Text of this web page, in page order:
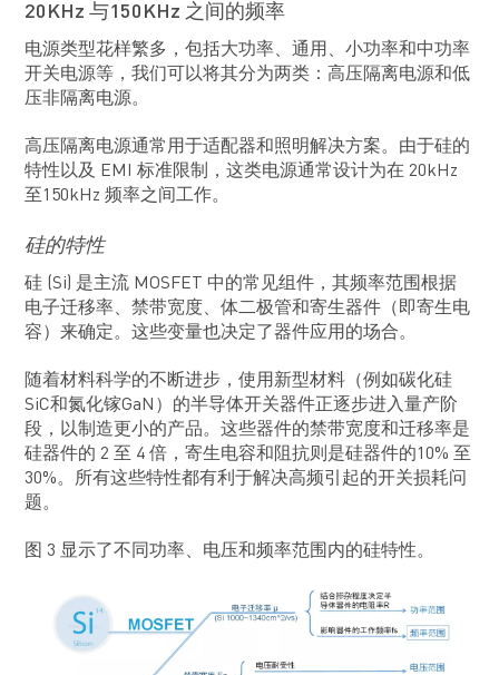
20KHz 与150KHz 之间的频率
电源类型花样繁多，包括大功率、通用、小功率和中功率
开关电源等，我们可以将其分为两类：高压隔离电源和低
压非隔离电源。
高压隔离电源通常用于适配器和照明解决方案。由于硅的
特性以及 EMI 标准限制，这类电源通常设计为在 20kHz
至150kHz 频率之间工作。
硅的特性
硅 (Si) 是主流 MOSFET 中的常见组件，其频率范围根据
电子迁移率、禁带宽度、体二极管和寄生器件（即寄生电
容）来确定。这些变量也决定了器件应用的场合。
随着材料科学的不断进步，使用新型材料（例如碳化硅
SiC和氮化镓GaN）的半导体开关器件正逐步进入量产阶
段，以制造更小的产品。这些器件的禁带宽度和迁移率是
硅器件的 2 至 4 倍，寄生电容和阻抗则是硅器件的10% 至
30%。所有这些特性都有利于解决高频引起的开关损耗问
题。
图 3 显示了不同功率、电压和频率范围内的硅特性。